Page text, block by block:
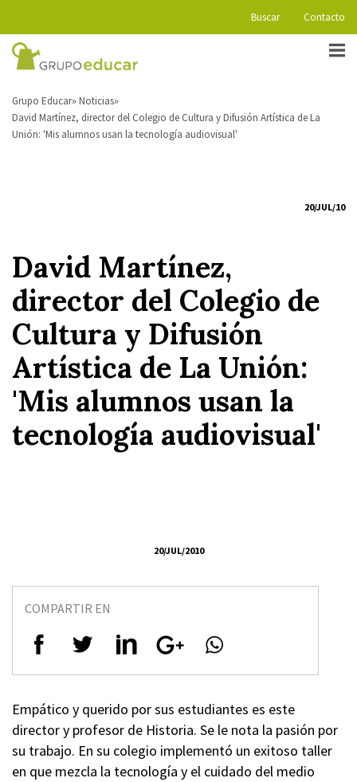
Buscar Contacto
Grupo Educar Noticias
David Martínez, director del Colegio de Cultura y Difusión Artística de La
Unión: 'Mis alumnos usan la tecnología audiovisual'
20/JUL/10
David Martínez,
director del Colegio de
Cultura y Difusión
Artística de La Unión:
'Mis alumnos usan la
tecnología audiovisual'
20/JUL/2010
COMPARTIR EN
Empático y querido por sus estudiantes es este
director y profesor de Historia. Se le nota la pasión por
su trabajo. En su colegio implementó un exitoso taller
en que mezcla la tecnología y el cuidado del medio